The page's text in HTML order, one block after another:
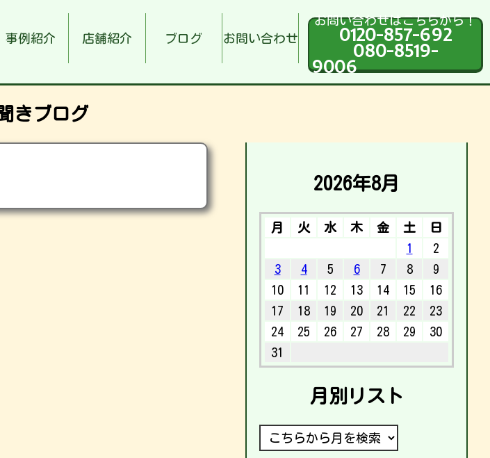
事例紹介 店舗紹介 ブログ お問い合わせ
お問い合わせはこちらから！
0120-857-692
080-8519-
9006
きブログ
2026年8月
月 火 水 木 金 土
日
1
2
3
4 5 6 7 8
9
10
11 12 13 14 15
16
17
18 19 20 21 22
23
24
25 26 27 28 29
30
31
月別リスト